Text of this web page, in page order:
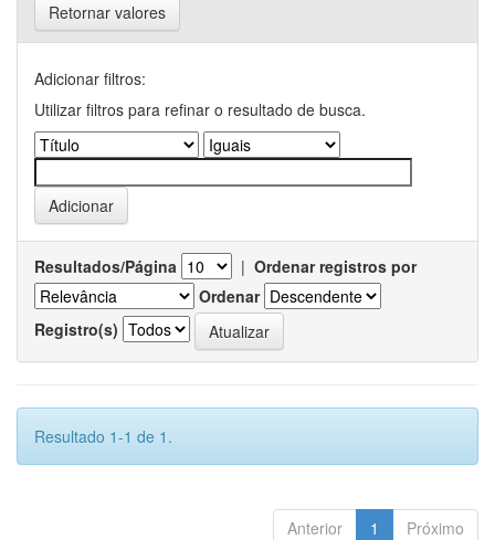
Retornar valores
Adicionar filtros:
Utilizar filtros para refinar o resultado de busca.
Resultados/Página | Ordenar registros por
Ordenar
Registro(s)
Resultado 1-1 de 1.
Anterior 1 Próximo